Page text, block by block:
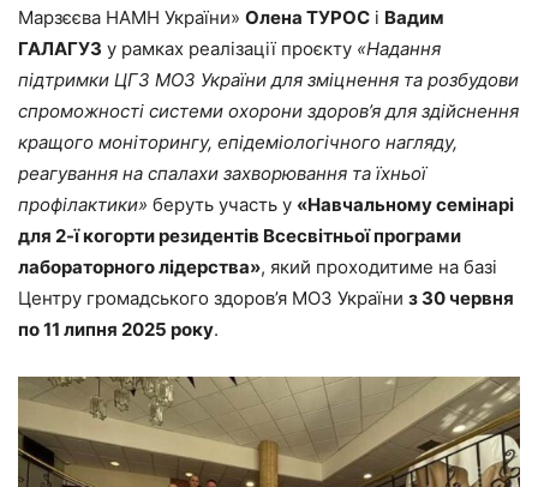
Марзєєва НАМН України» Олена ТУРОС і Вадим
ГАЛАГУЗ у рамках реалізації проєкту «Надання
підтримки ЦГЗ МОЗ України для зміцнення та розбудови
спроможності системи охорони здоров’я для здійснення
кращого моніторингу, епідеміологічного нагляду,
реагування на спалахи захворювання та їхньої
профілактики» беруть участь у «Навчальному семінарі
для 2-ї когорти резидентів Всесвітньої програми
лабораторного лідерства», який проходитиме на базі
Центру громадського здоров’я МОЗ України з 30 червня
по 11 липня 2025 року.